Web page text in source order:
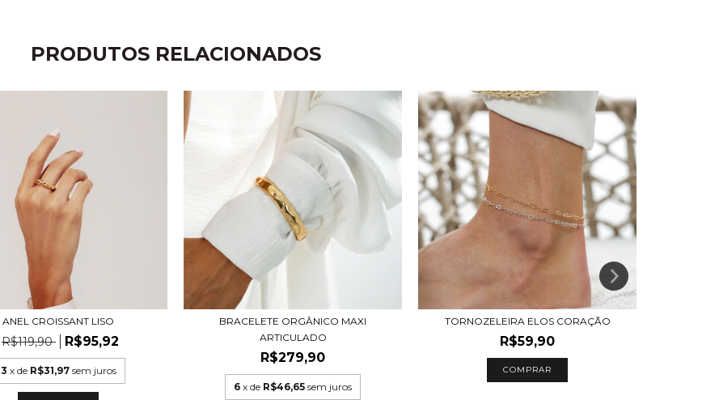
PRODUTOS RELACIONADOS
ANEL CROISSANT LISO
R$119,90 R$95,92
3 x de R$31,97 sem juros
BRACELETE ORGÂNICO MAXI
ARTICULADO
R$279,90
6 x de R$46,65 sem juros
TORNOZELEIRA ELOS CORAÇÃO
R$59,90